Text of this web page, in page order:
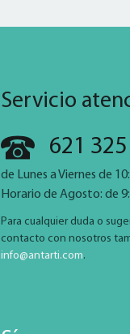
Servicio
621
de Lunes a Viernes de
Horario de Agosto: de
Para cualquier duda o
contacto con nosotros
info@antarti.com.